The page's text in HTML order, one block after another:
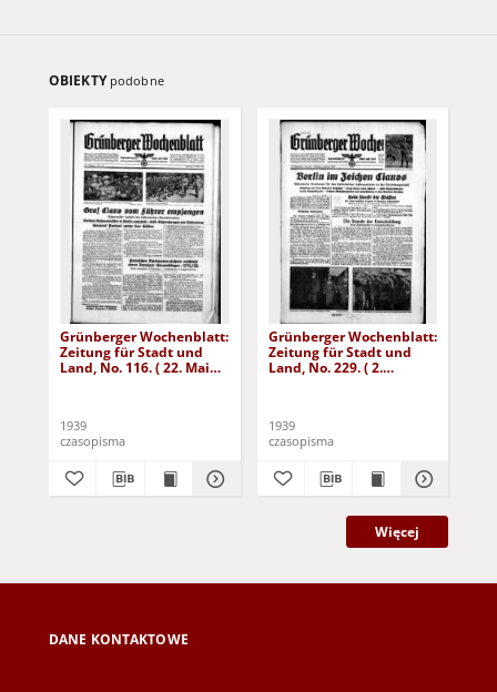
OBIEKTY podobne
Grünberger Wochenblatt:
Zeitung für Stadt und
Land, No. 116. ( 22. Mai
1939
czasopisma
Grünberger Wochenblatt:
Zeitung für Stadt und
Land, No. 229. ( 2.
1939
czasopisma
Więcej
DANE KONTAKTOWE